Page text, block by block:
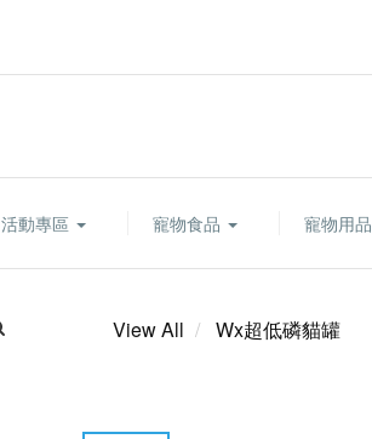
活動專區 寵物食品 寵物用品
View All Wx超低磷貓罐